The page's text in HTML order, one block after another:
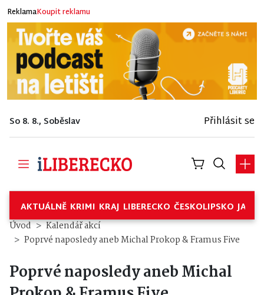
ReklamaKoupit reklamu
So 8. 8., Soběslav Přihlásit se
AKTUÁLNĚ KRIMI KRAJ LIBERECKO ČESKOLIPSKO
Úvod
Kalendář akcí
Poprvé naposledy aneb Michal Prokop & Framus Five
Poprvé naposledy aneb Michal